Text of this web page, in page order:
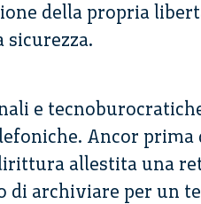
della propria
e
Ancor prima
allestita una
di archiviare per un